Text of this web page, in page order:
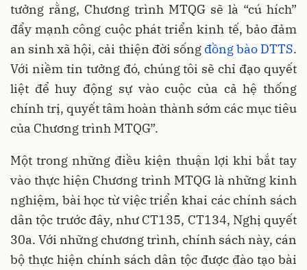
tưởng rằng, Chương trình MTQG sẽ là “cú hích”
đẩy mạnh công cuộc phát triển kinh tế, bảo đảm
an sinh xã hội, cải thiện đời sống đồng bào DTTS.
Với niềm tin tưởng đó, chúng tôi sẽ chỉ đạo quyết
liệt để huy động sự vào cuộc của cả hệ thống
chính trị, quyết tâm hoàn thành sớm các mục tiêu
của Chương trình MTQG”.
Một trong những điều kiện thuận lợi khi bắt tay
vào thực hiện Chương trình MTQG là những kinh
nghiệm, bài học từ việc triển khai các chính sách
dân tộc trước đây, như CT135, CT134, Nghị quyết
30a. Với những chương trình, chính sách này, cán
bộ thực hiện chính sách dân tộc được đào tạo bài